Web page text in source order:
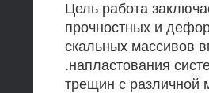
Цель работа
прочностных и
скальных массивов
.напластования
трещин с различной